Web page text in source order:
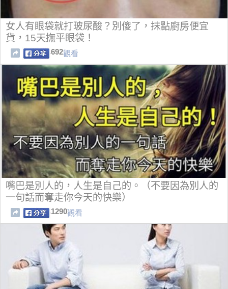
女人有眼袋就打玻尿酸？別傻了，抹點廚房便宜
貨，15天撫平眼袋！
692觀看
嘴巴是別人的，人生是自己的。（不要因為別人的
一句話而奪走你今天的快樂）
1290觀看